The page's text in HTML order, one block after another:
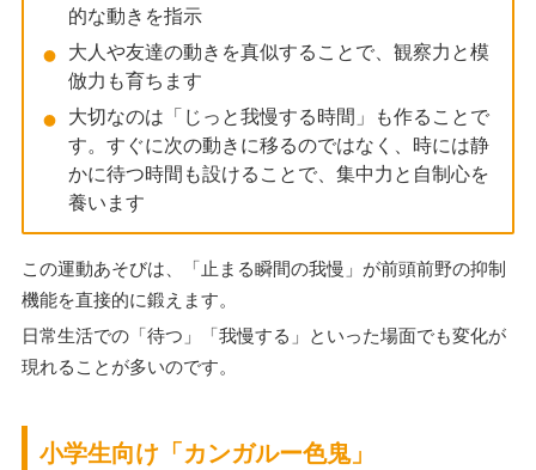
的な動きを指示
大人や友達の動きを真似することで、観察力と模
倣力も育ちます
大切なのは「じっと我慢する時間」も作ることで
す。すぐに次の動きに移るのではなく、時には静
かに待つ時間も設けることで、集中力と自制心を
養います
この運動あそびは、「止まる瞬間の我慢」が前頭前野の抑制
機能を直接的に鍛えます。
日常生活での「待つ」「我慢する」といった場面でも変化が
現れることが多いのです。
小学生向け「カンガルー色鬼」